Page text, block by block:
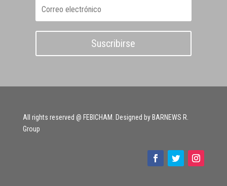
Suscribirse
All rights reserved @ FEBICHAM. Designed by BARNEWS R.
Group